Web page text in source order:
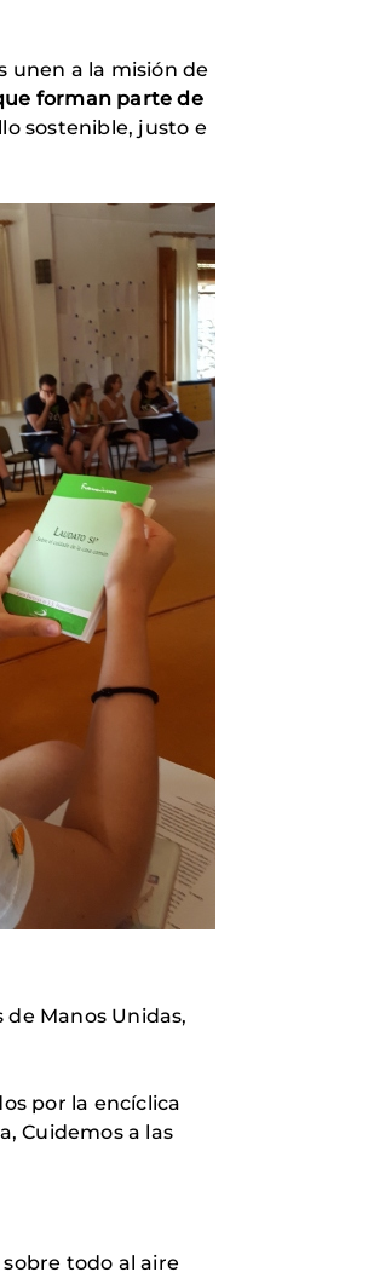
unen a la misión de
forman parte de
sostenible, justo e
Manos Unidas,
por la encíclica
Cuidemos a las
todo al aire